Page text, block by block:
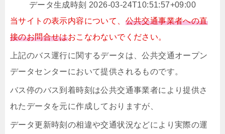
データ生成時刻 2026-03-24T10:51:57+09:00
当サイトの表示内容について、 公共交通事業者への直
接のお問合せはおこなわないでください。
上記のバス運行に関するデータは、公共交通オープン
データセンターにおいて提供されるものです。
バス停のバス到着時刻は公共交通事業者により提供さ
れたデータを元に作成しておりますが、
データ更新時刻の相違や交通状況などにより実際の運